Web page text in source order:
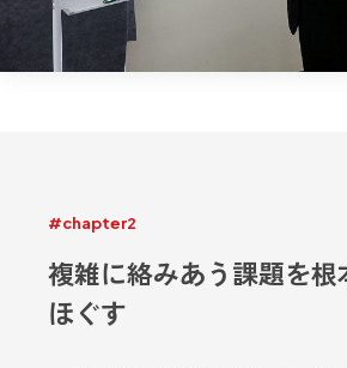
#chapter2
複雑に絡みあう課題を根
ほぐす